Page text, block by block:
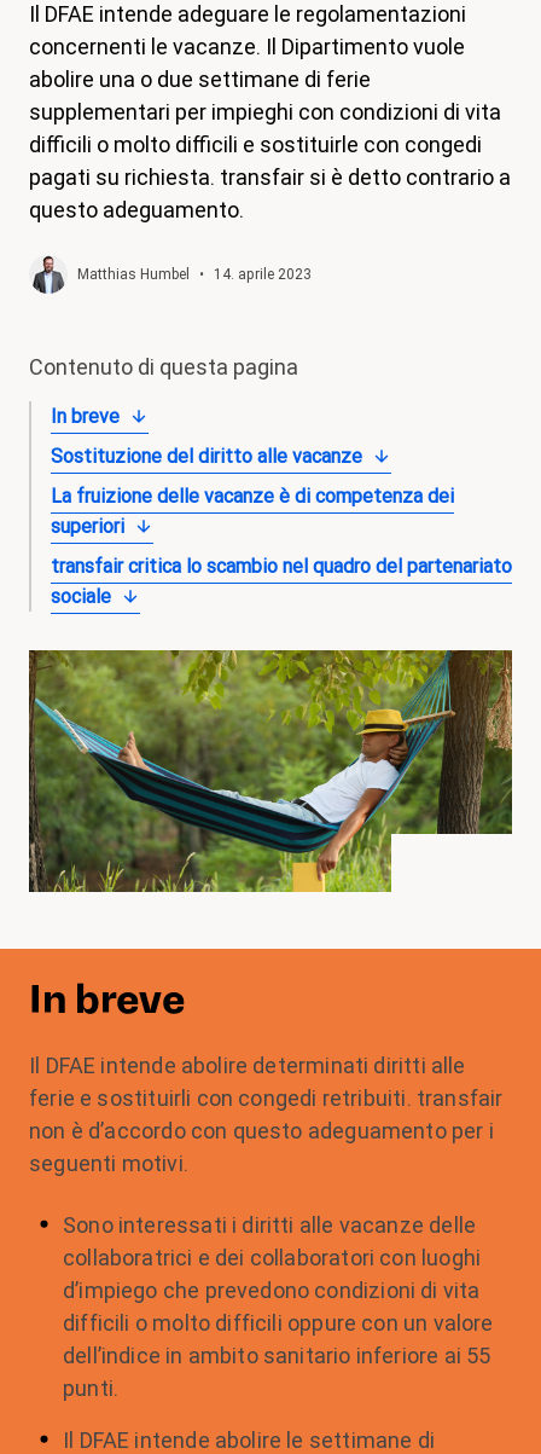
magazine
Shop
Contatto
Iniziativa per un congedo familiare
Il mio apprendistato. I miei diritti.
Aderire
Il DFAE intende adeguare le regolamentazioni
concernenti le vacanze. Il Dipartimento vuole
abolire una o due settimane di ferie
supplementari per impieghi con condizioni di vita
difficili o molto difficili e sostituirle con congedi
pagati su richiesta. transfair si è detto contrario a
questo adeguamento.
Matthias Humbel • 14. aprile 2023
Contenuto di questa pagina
In breve
Sostituzione del diritto alle vacanze
La fruizione delle vacanze è di competenza dei
superiori
transfair critica lo scambio nel quadro del partenariato
sociale
In breve
Il DFAE intende abolire determinati diritti alle
ferie e sostituirli con congedi retribuiti. transfair
non è d’accordo con questo adeguamento per i
seguenti motivi.
Sono interessati i diritti alle vacanze delle
collaboratrici e dei collaboratori con luoghi
d’impiego che prevedono condizioni di vita
difficili o molto difficili oppure con un valore
dell’indice in ambito sanitario inferiore ai 55
punti.
Il DFAE intende abolire le settimane di